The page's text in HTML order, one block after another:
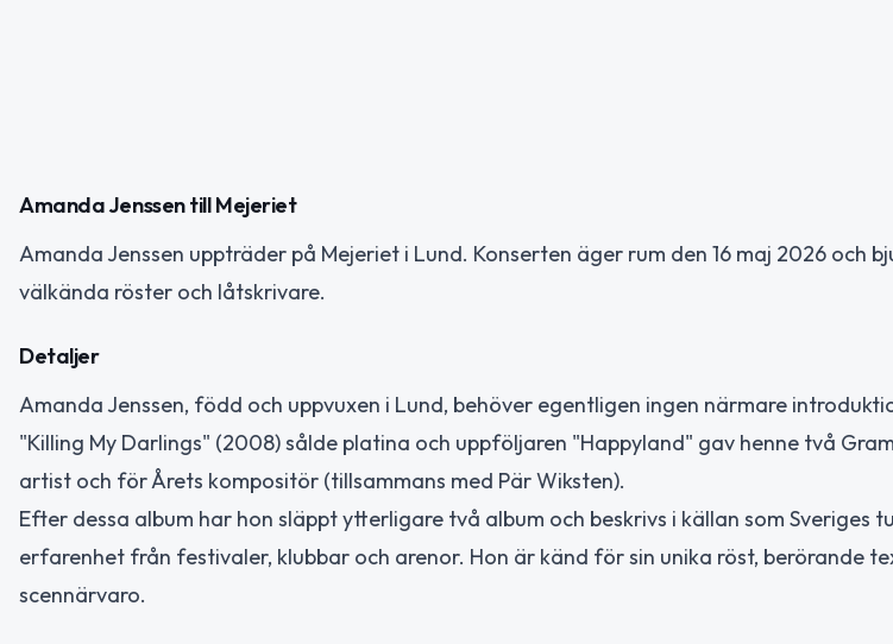
Amanda Jenssen till Mejeriet
Amanda Jenssen uppträder på Mejeriet i Lund. Konserten äger rum den 16 maj 2026 och
välkända röster och låtskrivare.
Detaljer
Amanda Jenssen, född och uppvuxen i Lund, behöver egentligen ingen närmare
"Killing My Darlings" (2008) sålde platina och uppföljaren "Happyland" gav henne två
artist och för Årets kompositör (tillsammans med Pär Wiksten).
Efter dessa album har hon släppt ytterligare två album och beskrivs i källan som Sveriges
erfarenhet från festivaler, klubbar och arenor. Hon är känd för sin unika röst, berörande
scennärvaro.